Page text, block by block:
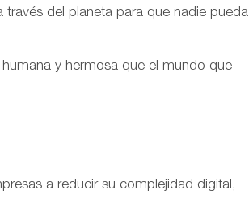
del planeta para que nadie pueda
y hermosa que el mundo que
a reducir su complejidad digital,